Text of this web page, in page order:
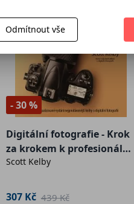
- 30 %
Digitální fotografie - Krok
za krokem k profesionální
fotografii - 2. jakost
Scott Kelby
307 Kč 439 Kč
Odmítnout vše